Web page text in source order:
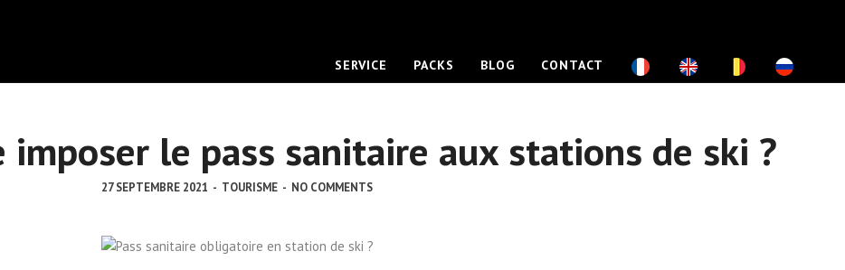
SERVICE PACKS BLOG CONTACT
imposer le pass sanitaire aux stations de ski ?
27 SEPTEMBRE 2021 - TOURISME - NO COMMENTS